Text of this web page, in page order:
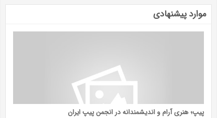
موارد پیشنهادی
پیپ؛ هنری آرام و اندیشمندانه در انجمن پیپ ایران